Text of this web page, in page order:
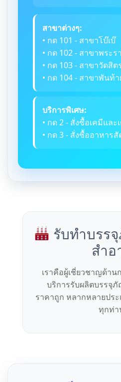
สาขาต่างๆ:
• กด 101 - สาขาโบ๊เบ๊
• กด 102 - สาขาพระร
• กด 103 - สาขาวัดสิต
• กด 104 - สาขาพันท้า
บริการพิเศษ:
• กด 2 - สั่งซื้อเคมีและ
• กด 3 - สั่งซื้ออาหารสั
รับทำบรร
สำอ
เราคือผู้เชี่ยวชาญด้าน
บริการรับผลิตบรรจุ
ราคาถูก หลากหลายปร
ทุกท่